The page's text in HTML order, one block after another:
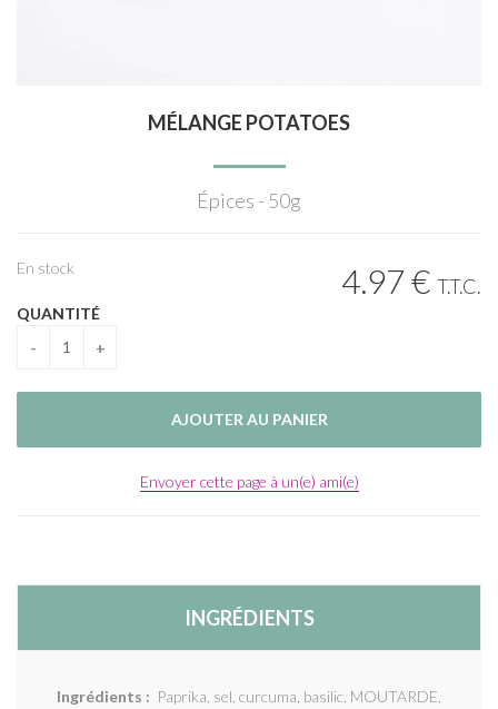
MÉLANGE POTATOES
Épices - 50g
4.97€ T.T.C.
En stock
QUANTITÉ
Envoyer cette page à un(e) ami(e)
INGRÉDIENTS
Ingrédients : Paprika, sel, curcuma, basilic, MOUTARDE,